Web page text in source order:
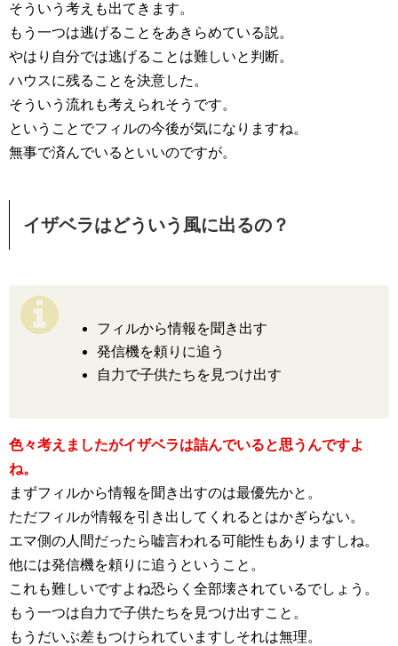
そういう考えも出てきます。
もう一つは逃げることをあきらめている説。
やはり自分では逃げることは難しいと判断。
ハウスに残ることを決意した。
そういう流れも考えられそうです。
ということでフィルの今後が気になりますね。
無事で済んでいるといいのですが。
イザベラはどういう風に出るの？
フィルから情報を聞き出す
発信機を頼りに追う
自力で子供たちを見つけ出す
色々考えましたがイザベラは詰んでいると思うんですよ
ね。
まずフィルから情報を聞き出すのは最優先かと。
ただフィルが情報を引き出してくれるとはかぎらない。
エマ側の人間だったら嘘言われる可能性もありますしね。
他には発信機を頼りに追うということ。
これも難しいですよね恐らく全部壊されているでしょう。
もう一つは自力で子供たちを見つけ出すこと。
もうだいぶ差もつけられていますしそれは無理。